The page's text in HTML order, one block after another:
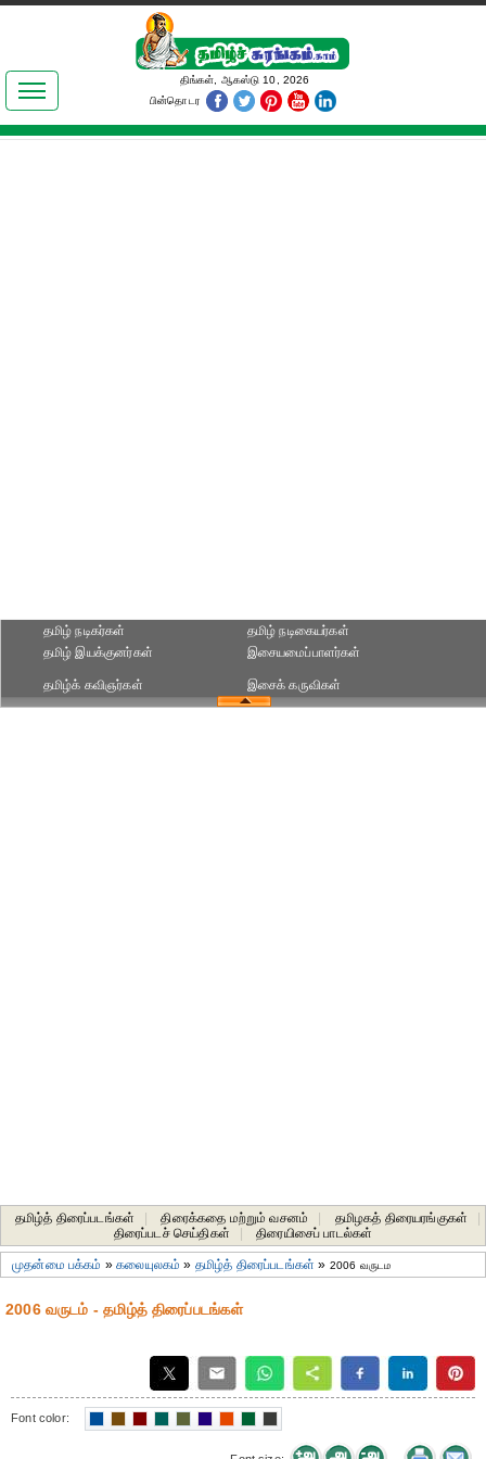
இலக்கியங்கள்
தமிழ் உலகம்
திங்கள், ஆகஸ்டு 10, 2026
பின்தொடர
தமிழ் நடிகர்கள்
தமிழ் நடிகையர்கள்
தமிழ் இயக்குனர்கள்
இசையமைப்பாளர்கள்
தமிழ்க் கவிஞர்கள் இசைக் கருவிகள்
தமிழ்த் திரைப்படங்கள் திரைக்கதை மற்றும் வசனம் தமிழகத் திரையரங்குகள்
திரைப்படச் செய்திகள்
திரையிசைப் பாடல்கள்
முதன்மை பக்கம் »கலையுலகம் » தமிழ்த் திரைப்படங்கள் » 2006 வருடம
2006 வருடம் - தமிழ்த் திரைப்படங்கள்
Font color: